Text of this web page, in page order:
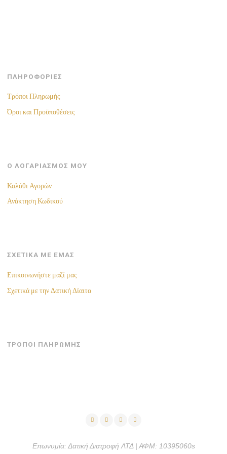
ΠΛΗΡΟΦΟΡΙΕΣ
Τρόποι Πληρωμής
Όροι και Προϋποθέσεις
Ο ΛΟΓΑΡΙΑΣΜΟΣ ΜΟΥ
Καλάθι Αγορών
Ανάκτηση Κωδικού
ΣΧΕΤΙΚΑ ΜΕ ΕΜΑΣ
Επικοινωνήστε μαζί μας
Σχετικά με την Δατική Δίαιτα
ΤΡΟΠΟΙ ΠΛΗΡΩΜΗΣ
Επωνυμία: Δατική Διατροφή ΛΤΔ | ΑΦΜ: 10395060s